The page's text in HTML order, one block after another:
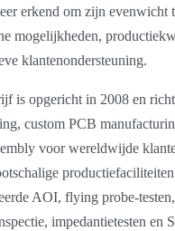
erkend om zijn evenwicht
mogelijkheden,
klantenondersteuning.
is opgericht in 2008 en
custom PCB
voor wereldwijde
AOI, flying probe-testen,
impedantietesten en